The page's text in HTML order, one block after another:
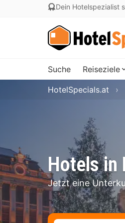
Dein Hotelspezialist
Suche Reiseziele
Hotels in
Jetzt eine
HotelSpecials.at